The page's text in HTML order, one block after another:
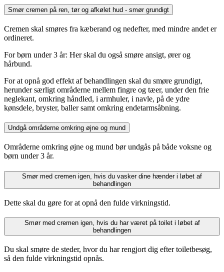
Smør cremen på ren, tør og afkølet hud - smør grundigt
Cremen skal smøres fra kæberand og nedefter, med mindre andet er
ordineret.
For børn under 3 år: Her skal du også smøre ansigt, ører og
hårbund.
For at opnå god effekt af behandlingen skal du smøre grundigt,
herunder særligt områderne mellem fingre og tæer, under den frie
neglekant, omkring håndled, i armhuler, i navle, på de ydre
kønsdele, bryster, baller samt omkring endetarmsåbning.
Undgå områderne omkring øjne og mund
Områderne omkring øjne og mund bør undgås på både voksne og
børn under 3 år.
Smør med cremen igen, hvis du vasker dine hænder i løbet af
behandlingen
Dette skal du gøre for at opnå den fulde virkningstid.
Smør med cremen igen, hvis du har været på toilet i løbet af
behandlingen
Du skal smøre de steder, hvor du har rengjort dig efter toiletbesøg,
så den fulde virkningstid opnås.